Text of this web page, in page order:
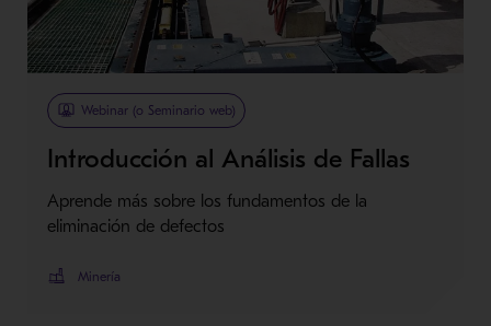
Webinar (o Seminario web)
Introducción al Análisis de Fallas
Aprende más sobre los fundamentos de la
eliminación de defectos
Minería